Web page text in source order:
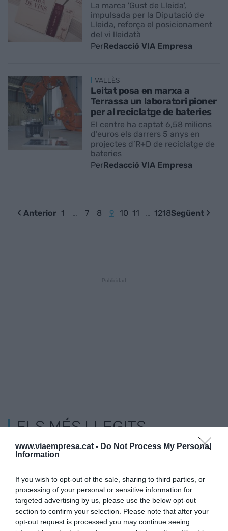
www.viaempresa.cat - Do Not Process My Personal
Information
If you wish to opt-out of the sale, sharing to third parties, or
processing of your personal or sensitive information for
targeted advertising by us, please use the below opt-out
section to confirm your selection. Please note that after your
opt-out request is processed you may continue seeing
La marca 'Gust de Lleida',
impulsada per la Diputació de
Lleida, reforça el posicionament
del vi lleidatà
PerRedacció VIA Empresa
VALLÈS
Leitat posa en marxa a
Terrassa un laboratori pioner
per al reciclatge de bateries
El centre ha captat 6,58 milions
d’euros els darrers 5 anys en
projectes d’R+D de reciclatge de
bateries
PerRedacció VIA Empresa
Anterior 1 … 7 8 9 10 11 … 1218Següent
ELS MÉS LLEGITS